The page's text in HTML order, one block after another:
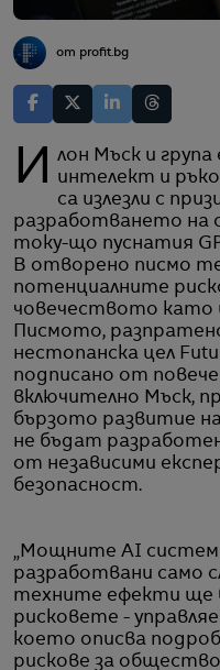
от profit.bg
Илон Мъск и група експерти по изкуствен
интелект и
са излезли с
разработването на
току-що пуснатия
В отворено писмо
потенциалните
човечеството като
Писмото,
нестопанска цел
подписано от
включително Мъск,
бързото развитие
не бъдат
от независими
безопасност.
„Мощните AI
разработвани само
техните ефекти ще
рисковете -
което описва
рискове за